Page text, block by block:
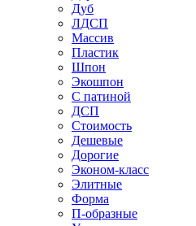
Дуб
ЛДСП
Массив
Пластик
Шпон
Экошпон
С патиной
ДСП
Стоимость
Дешевые
Дорогие
Эконом-класс
Элитные
Форма
П-образные